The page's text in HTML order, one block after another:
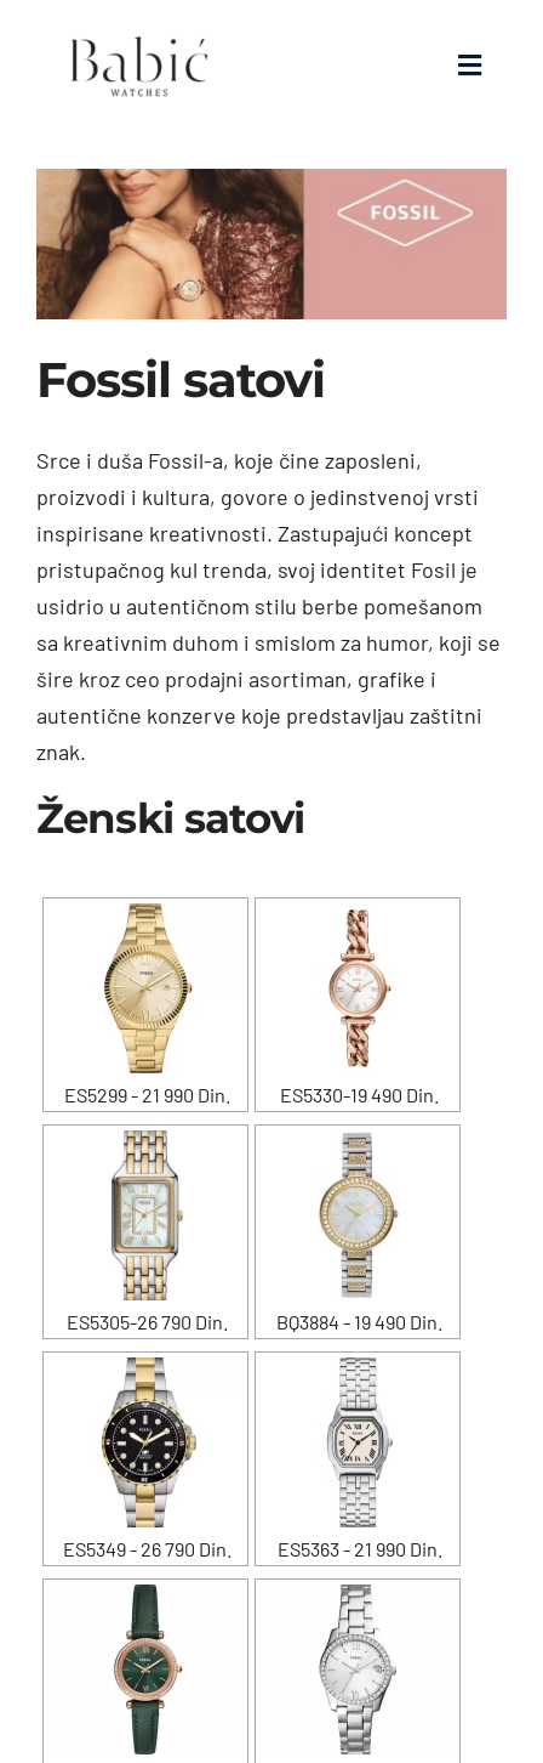
content
Toggle
Satovi
Nakit
Specijalne cene
O nama
Kontakt
Fossil satovi
Srce i duša Fossil-a, koje čine zaposleni,
proizvodi i kultura, govore o jedinstvenoj vrsti
inspirisane kreativnosti. Zastupajući koncept
pristupačnog kul trenda, svoj identitet Fosil je
usidrio u autentičnom stilu berbe pomešanom
sa kreativnim duhom i smislom za humor, koji se
šire kroz ceo prodajni asortiman, grafike i
autentične konzerve koje predstavljau zaštitni
znak.
Ženski satovi
ES5299 - 21 990 Din. ES5330-19 490 Din.
ES5305-26 790 Din. BQ3884 - 19 490 Din.
ES5349 - 26 790 Din. ES5363 - 21 990 Din.